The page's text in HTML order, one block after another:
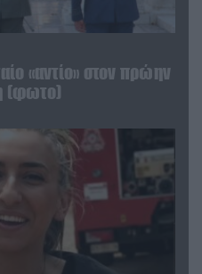
«αντίο» στον πρώην
(φωτο)